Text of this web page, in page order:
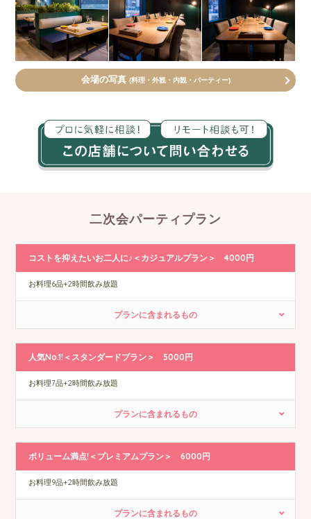
会場の写真 (料理・外観・内観・パーティー)
二次会パーティプラン
コストを抑えたいお二人に♪＜カジュアルプラン＞ 4000円
お料理6品+2時間飲み放題
プランに含まれるもの
人気No.1!＜スタンダードプラン＞ 5000円
お料理7品+2時間飲み放題
プランに含まれるもの
ボリューム満点!＜プレミアムプラン＞ 6000円
お料理9品+2時間飲み放題
プランに含まれるもの